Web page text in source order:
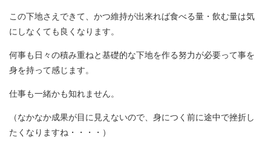
この下地さえできて、かつ維持が出来れば食べる量・飲む量は気
にしなくても良くなります。
何事も日々の積み重ねと基礎的な下地を作る努力が必要って事を
身を持って感じます。
仕事も一緒かも知れません。
（なかなか成果が目に見えないので、身につく前に途中で挫折し
たくなりますね・・・・）